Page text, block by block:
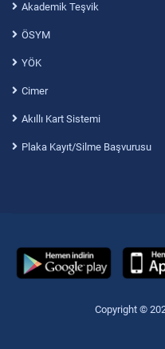
Akademik Teşvik
ÖSYM
YÖK
Cimer
Akıllı Kart Sistemi
Plaka Kayıt/Silme Başvurusu
Copyright ©